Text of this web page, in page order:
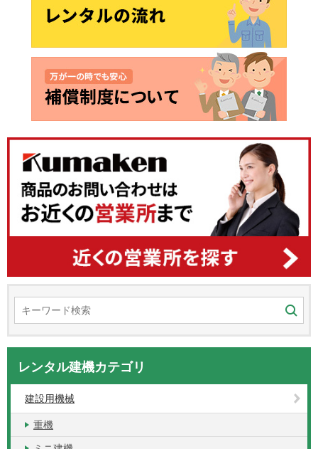
レンタル建機カテゴリ
建設用機械
重機